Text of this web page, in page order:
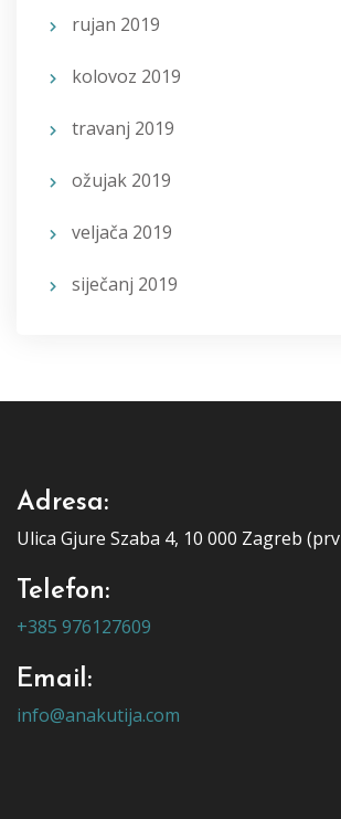
rujan 2019
kolovoz 2019
travanj 2019
ožujak 2019
veljača 2019
siječanj 2019
Adresa:
Ulica Gjure Szaba 4, 10 000 Zagreb
Telefon:
+385 976127609
Email:
info@anakutija.com